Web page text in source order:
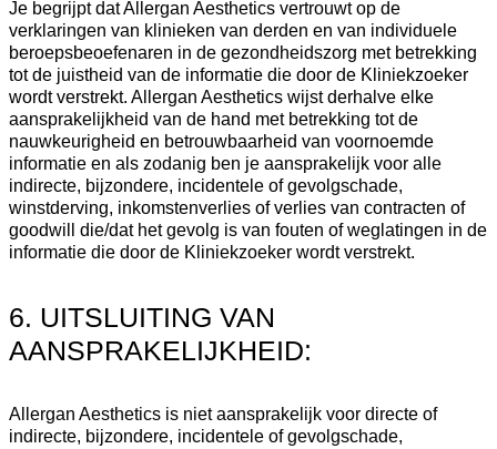
Je begrijpt dat Allergan Aesthetics vertrouwt op de
verklaringen van klinieken van derden en van individuele
beroepsbeoefenaren in de gezondheidszorg met betrekking
tot de juistheid van de informatie die door de Kliniekzoeker
wordt verstrekt. Allergan Aesthetics wijst derhalve elke
aansprakelijkheid van de hand met betrekking tot de
nauwkeurigheid en betrouwbaarheid van voornoemde
informatie en als zodanig ben je aansprakelijk voor alle
indirecte, bijzondere, incidentele of gevolgschade,
winstderving, inkomstenverlies of verlies van contracten of
goodwill die/dat het gevolg is van fouten of weglatingen in de
informatie die door de Kliniekzoeker wordt verstrekt.
6. UITSLUITING VAN
AANSPRAKELIJKHEID:
Allergan Aesthetics is niet aansprakelijk voor directe of
indirecte, bijzondere, incidentele of gevolgschade,